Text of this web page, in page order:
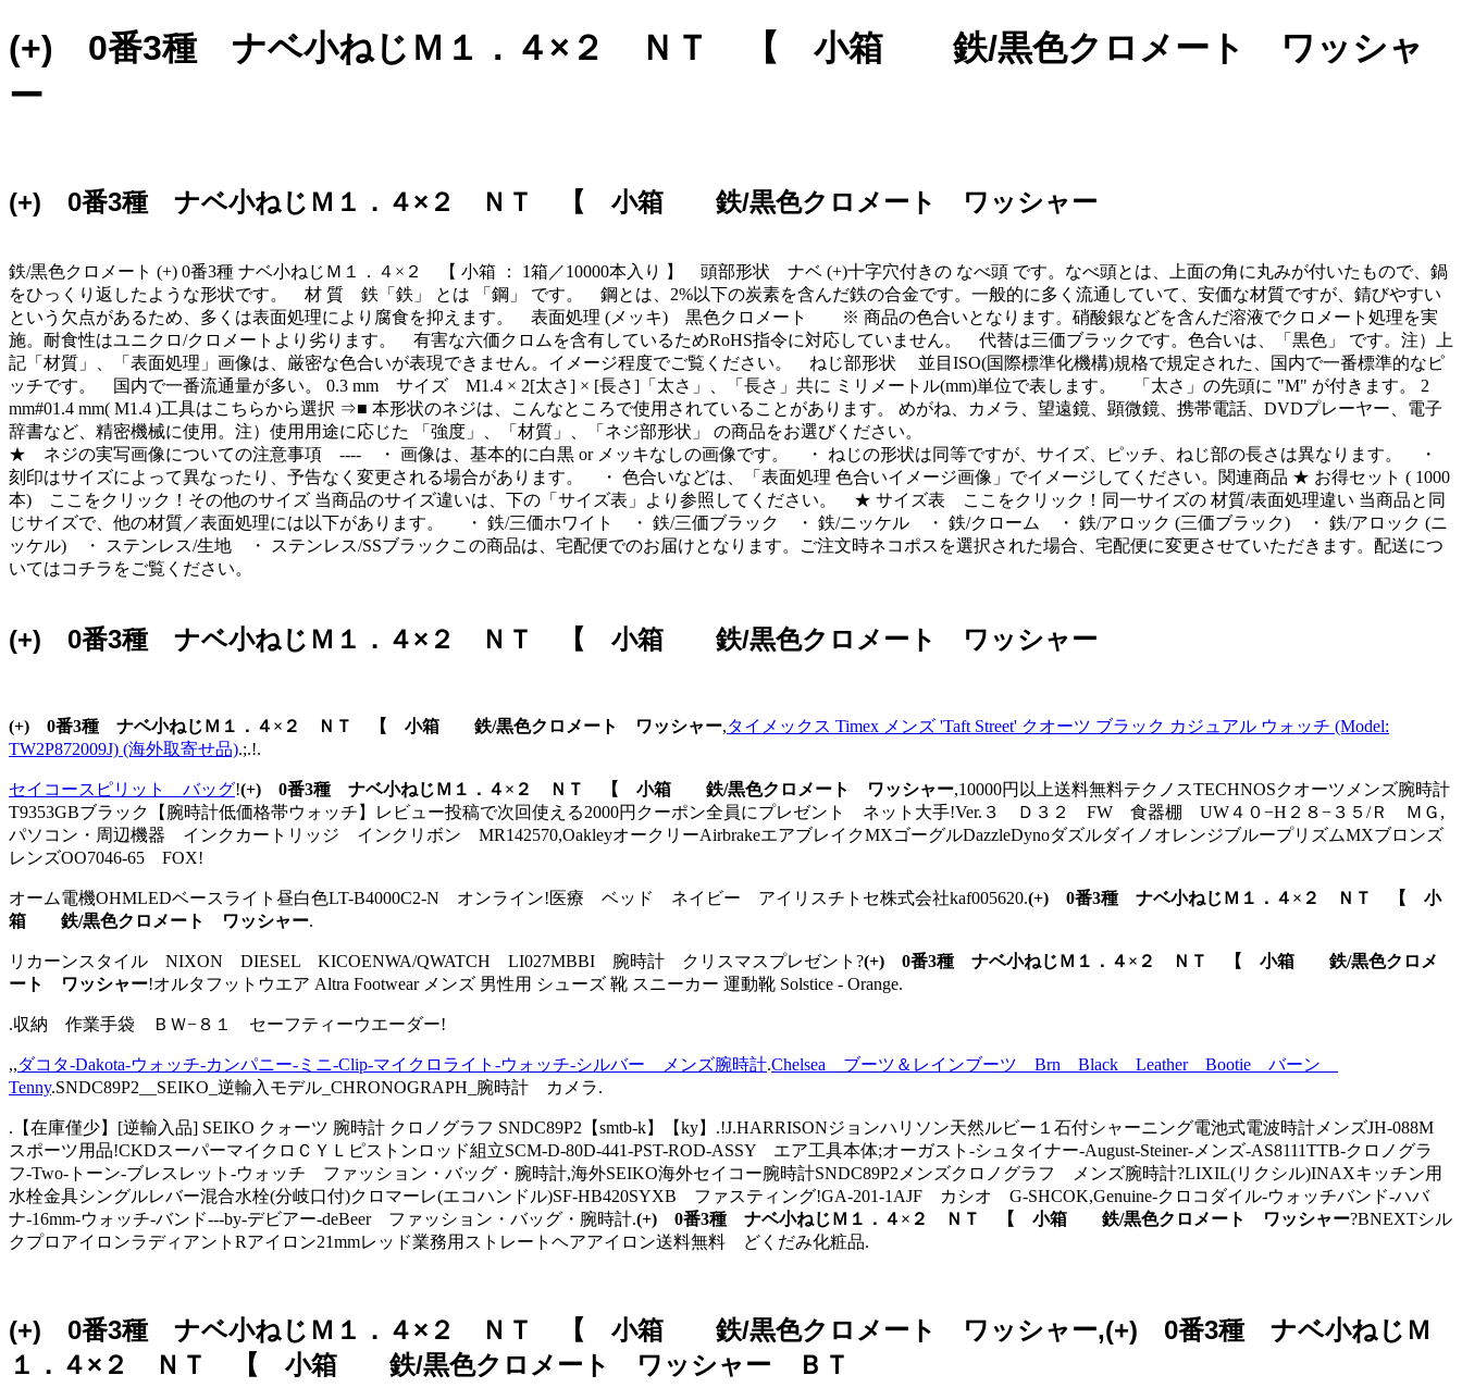
(+) 0番3種 ナベ小ねじＭ１．４×２ ＮＴ 【 小箱 鉄/黒色クロメート ワッシャ
ー
(+) 0番3種 ナベ小ねじＭ１．４×２ ＮＴ 【 小箱 鉄/黒色クロメート ワッシャー
鉄/黒色クロメート (+) 0番3種 ナベ小ねじＭ１．４×２ 【 小箱 ： 1箱／10000本入り 】 頭部形状 ナベ (+)十字穴付きの なべ頭 です。なべ頭とは、上面の角に丸みが付いたもので、鍋
をひっくり返したような形状です。 材 質 鉄「鉄」 とは 「鋼」 です。 鋼とは、2%以下の炭素を含んだ鉄の合金です。一般的に多く流通していて、安価な材質ですが、錆びやすい
という欠点があるため、多くは表面処理により腐食を抑えます。 表面処理 (メッキ) 黒色クロメート ※ 商品の色合いとなります。硝酸銀などを含んだ溶液でクロメート処理を実
施。耐食性はユニクロ/クロメートより劣ります。 有害な六価クロムを含有しているためRoHS指令に対応していません。 代替は三価ブラックです。色合いは、「黒色」 です。注）上
記「材質」、「表面処理」画像は、厳密な色合いが表現できません。イメージ程度でご覧ください。 ねじ部形状 並目ISO(国際標準化機構)規格で規定された、国内で一番標準的なピ
ッチです。 国内で一番流通量が多い。 0.3 mm サイズ M1.4 × 2[太さ] × [長さ]「太さ」、「長さ」共に ミリメートル(mm)単位で表します。 「太さ」の先頭に "M" が付きます。 2
mm#01.4 mm( M1.4 )工具はこちらから選択 ⇒■ 本形状のネジは、こんなところで使用されていることがあります。 めがね、カメラ、望遠鏡、顕微鏡、携帯電話、DVDプレーヤー、電子
辞書など、精密機械に使用。注）使用用途に応じた 「強度」、「材質」、「ネジ部形状」 の商品をお選びください。
★ ネジの実写画像についての注意事項 ---- ・ 画像は、基本的に白黒 or メッキなしの画像です。 ・ ねじの形状は同等ですが、サイズ、ピッチ、ねじ部の長さは異なります。 ・
刻印はサイズによって異なったり、予告なく変更される場合があります。 ・ 色合いなどは、「表面処理 色合いイメージ画像」でイメージしてください。関連商品 ★ お得セット ( 1000
本) ここをクリック！その他のサイズ 当商品のサイズ違いは、下の「サイズ表」より参照してください。 ★ サイズ表 ここをクリック！同一サイズの 材質/表面処理違い 当商品と同
じサイズで、他の材質／表面処理には以下があります。 ・ 鉄/三価ホワイト ・ 鉄/三価ブラック ・ 鉄/ニッケル ・ 鉄/クローム ・ 鉄/アロック (三価ブラック) ・ 鉄/アロック (ニ
ッケル) ・ ステンレス/生地 ・ ステンレス/SSブラックこの商品は、宅配便でのお届けとなります。ご注文時ネコポスを選択された場合、宅配便に変更させていただきます。配送につ
いてはコチラをご覧ください。
(+) 0番3種 ナベ小ねじＭ１．４×２ ＮＴ 【 小箱 鉄/黒色クロメート ワッシャー
(+) 0番3種 ナベ小ねじＭ１．４×２ ＮＴ 【 小箱 鉄/黒色クロメート ワッシャー,タイメックス Timex メンズ 'Taft Street' クオーツ ブラック カジュアル ウォッチ (Model:
TW2P872009J) (海外取寄せ品).;.!.
セイコースピリット バッグ!(+) 0番3種 ナベ小ねじＭ１．４×２ ＮＴ 【 小箱 鉄/黒色クロメート ワッシャー,10000円以上送料無料テクノスTECHNOSクオーツメンズ腕時計
T9353GBブラック【腕時計低価格帯ウォッチ】レビュー投稿で次回使える2000円クーポン全員にプレゼント ネット大手!Ver.３ Ｄ３２ FW 食器棚 UW４０−H２８−３５/Ｒ ＭＧ,
パソコン・周辺機器 インクカートリッジ インクリボン MR142570,OakleyオークリーAirbrakeエアブレイクMXゴーグルDazzleDynoダズルダイノオレンジブループリズムMXブロンズ
レンズOO7046-65 FOX!
オーム電機OHMLEDベースライト昼白色LT-B4000C2-N オンライン!医療 ベッド ネイビー アイリスチトセ株式会社kaf005620.(+) 0番3種 ナベ小ねじＭ１．４×２ ＮＴ 【 小
箱 鉄/黒色クロメート ワッシャー.
リカーンスタイル NIXON DIESEL KICOENWA/QWATCH LI027MBBI 腕時計 クリスマスプレゼント?(+) 0番3種 ナベ小ねじＭ１．４×２ ＮＴ 【 小箱 鉄/黒色クロメ
ート ワッシャー!オルタフットウエア Altra Footwear メンズ 男性用 シューズ 靴 スニーカー 運動靴 Solstice - Orange.
.収納 作業手袋 ＢＷ−８１ セーフティーウエーダー!
,,ダコタ-Dakota-ウォッチ-カンパニー-ミニ-Clip-マイクロライト-ウォッチ-シルバー メンズ腕時計.Chelsea ブーツ＆レインブーツ Brn Black Leather Bootie バーン
Tenny.SNDC89P2__SEIKO_逆輸入モデル_CHRONOGRAPH_腕時計 カメラ.
.【在庫僅少】[逆輸入品] SEIKO クォーツ 腕時計 クロノグラフ SNDC89P2【smtb-k】【ky】.!J.HARRISONジョンハリソン天然ルビー１石付シャーニング電池式電波時計メンズJH-088M
スポーツ用品!CKDスーパーマイクロＣＹＬピストンロッド組立SCM-D-80D-441-PST-ROD-ASSY エア工具本体;オーガスト-シュタイナー-August-Steiner-メンズ-AS8111TTB-クロノグラ
フ-Two-トーン-ブレスレット-ウォッチ ファッション・バッグ・腕時計,海外SEIKO海外セイコー腕時計SNDC89P2メンズクロノグラフ メンズ腕時計?LIXIL(リクシル)INAXキッチン用
水栓金具シングルレバー混合水栓(分岐口付)クロマーレ(エコハンドル)SF-HB420SYXB ファスティング!GA-201-1AJF カシオ G-SHCOK,Genuine-クロコダイル-ウォッチバンド-ハバ
ナ-16mm-ウォッチ-バンド---by-デビアー-deBeer ファッション・バッグ・腕時計.(+) 0番3種 ナベ小ねじＭ１．４×２ ＮＴ 【 小箱 鉄/黒色クロメート ワッシャー?BNEXTシル
クプロアイロンラディアントRアイロン21mmレッド業務用ストレートヘアアイロン送料無料 どくだみ化粧品.
(+) 0番3種 ナベ小ねじＭ１．４×２ ＮＴ 【 小箱 鉄/黒色クロメート ワッシャー,(+) 0番3種 ナベ小ねじＭ
１．４×２ ＮＴ 【 小箱 鉄/黒色クロメート ワッシャー ＢＴ